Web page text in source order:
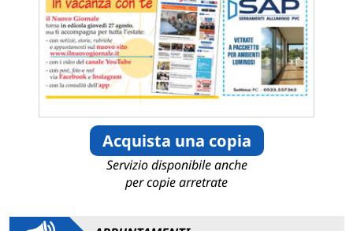
Acquista una copia
Servizio disponibile anche
per copie arretrate